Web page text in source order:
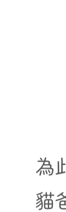
為
貓